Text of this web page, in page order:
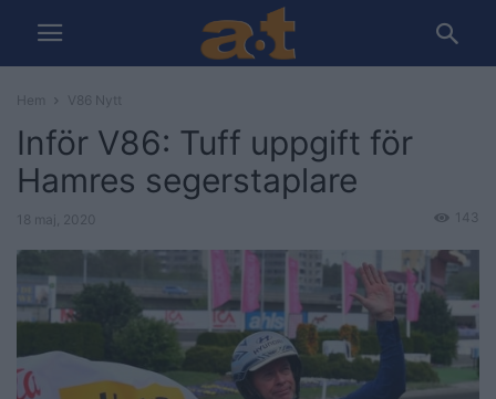
Hem V86 Nytt
Inför V86: Tuff uppgift för
Hamres segerstaplare
18 maj, 2020 143